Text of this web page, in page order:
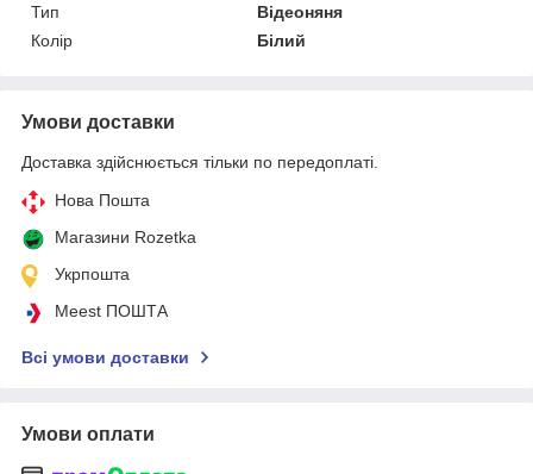
Тип
Відеоняня
Колір
Білий
Умови доставки
Доставка здійснюється тільки по передоплаті.
Нова Пошта
Магазини Rozetka
Укрпошта
Meest ПОШТА
Всі умови доставки
Умови оплати